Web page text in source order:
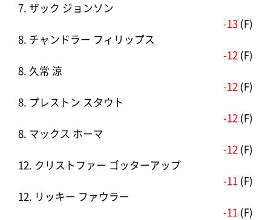
7. ザック ジョンソン
-13 (F)
8. チャンドラー フィリップス
-12 (F)
8. 久常 涼
-12 (F)
8. プレストン スタウト
-12 (F)
8. マックス ホーマ
-12 (F)
12. クリストファー ゴッターアップ
-11 (F)
12. リッキー ファウラー
-11 (F)